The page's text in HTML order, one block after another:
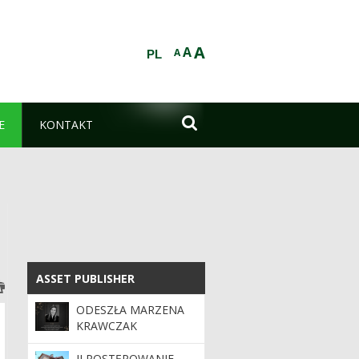
AAA
PL
KONTAKT 
ASSET PUBLISHER
ASSET PUBLISHER
ODESZŁA MARZENA
KRAWCZAK